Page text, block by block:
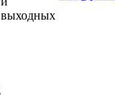
выходных